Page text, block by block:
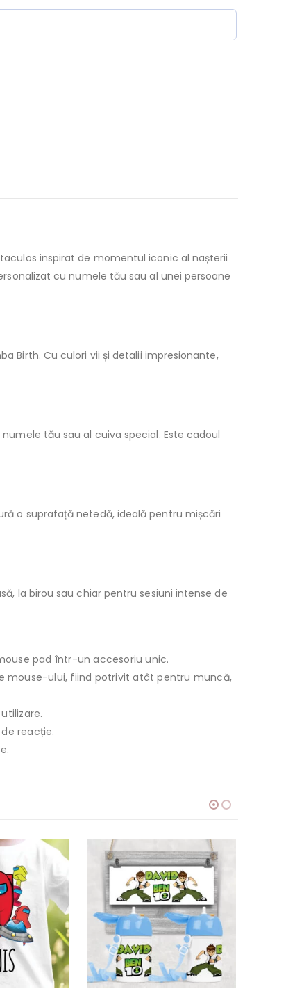
inspirat de momentul iconic al nașterii
cu numele tău sau al unei persoane
Birth. Cu culori vii și detalii impresionante,
tău sau al cuiva special. Este cadoul
o suprafață netedă, ideală pentru mișcări
la birou sau chiar pentru sesiuni intense de
pad într-un accesoriu unic.
mouse-ului, fiind potrivit atât pentru muncă,
reacție.